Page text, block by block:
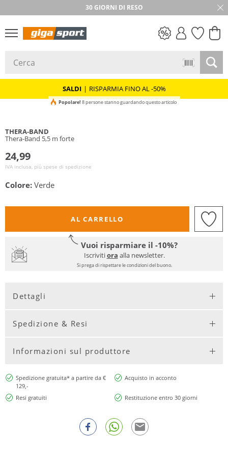
30 GIORNI DI RESO
SALDI | RISPARMIA FINO AL -50%
Popolare! 8 persone stanno guardando questo articolo
THERA-BAND
Thera-Band 5,5 m forte
24,99
IVA inclusa, più spese di spedizione
Colore: Verde
AL CARRELLO
Vuoi risparmiare il -10%?
Iscrivitiora alla newsletter.
Si prega di rispettare le condizioni del buono.
Dettagli
Spedizione & Resi
Informazioni sul produttore
Spedizione gratuita* a partire da €
129,-
Acquisto in acconto
Resi gratuiti Restituzione entro 30 giorni